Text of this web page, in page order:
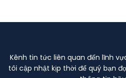
Kênh tin tức liên quan đến lĩnh
tôi cập nhật kịp thời để quý bạn